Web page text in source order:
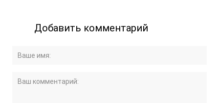
Добавить комментарий